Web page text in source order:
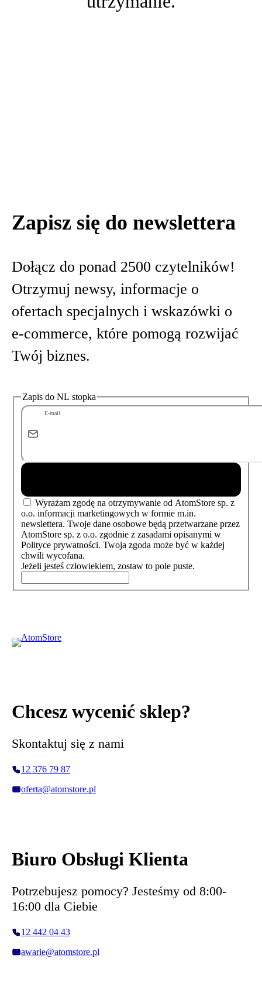
Zapisz się do newslettera
Dołącz do ponad 2500 czytelników!
Otrzymuj newsy, informacje o
ofertach specjalnych i wskazówki o
e‑commerce, które pomogą rozwijać
Twój biznes.
Zapis do NL stopka
E-mail
Wyrażam zgodę na otrzymywanie od AtomStore sp. z
o.o. informacji marketingowych w formie m.in.
newslettera. Twoje dane osobowe będą przetwarzane przez
AtomStore sp. z o.o. zgodnie z zasadami opisanymi w
Polityce prywatności. Twoja zgoda może być w każdej
chwili wycofana.
Jeżeli jesteś człowiekiem, zostaw to pole puste.
Chcesz wycenić sklep?
Skontaktuj się z nami
12 376 79 87
oferta@atomstore.pl
Biuro Obsługi Klienta
Potrzebujesz pomocy? Jesteśmy od 8:00-
16:00 dla Ciebie
12 442 04 43
awarie@atomstore.pl